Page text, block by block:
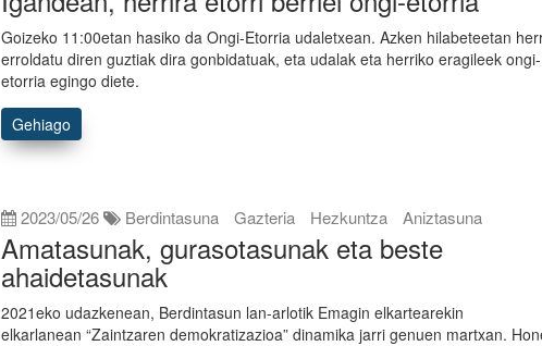
Goizeko 11:00etan hasiko da Ongi-Etorria udaletxean. Azken hilabeteetan
erroldatu diren guztiak dira gonbidatuak, eta udalak eta herriko eragileek ongi-
etorria egingo diete.
Gehiago
2023/05/26 Berdintasuna Gazteria Hezkuntza Aniztasuna
Amatasunak, gurasotasunak eta beste
ahaidetasunak
2021eko udazkenean, Berdintasun lan-arlotik Emagin elkartearekin
elkarlanean “Zaintzaren demokratizazioa” dinamika jarri genuen martxan.